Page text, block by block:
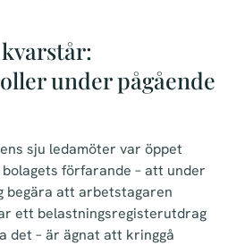
under pågående
sju ledamöter var öppet
förfarande – att under
begära att arbetstagaren
ett belastningsregisterutdrag
det – är ägnat att kringgå